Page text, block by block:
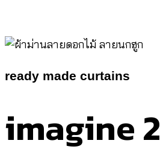
ready made curtains
imagine 2